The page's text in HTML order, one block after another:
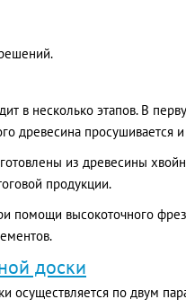
в несколько этапов. В
древесина
из древесины
продукции.
помощи высокоточного
доски
осуществляется по двум